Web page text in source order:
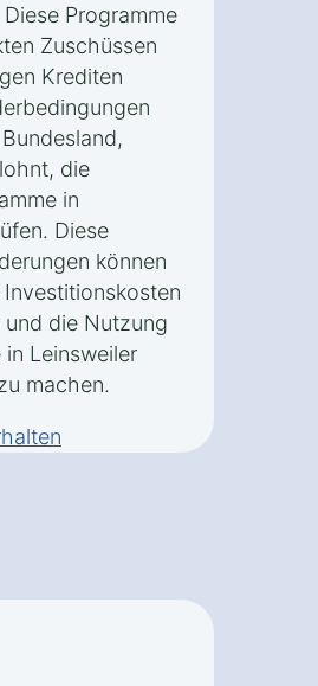
Programme
Zuschüssen
Krediten
die
in
Diese
können
die Nutzung
Leinsweiler
machen.